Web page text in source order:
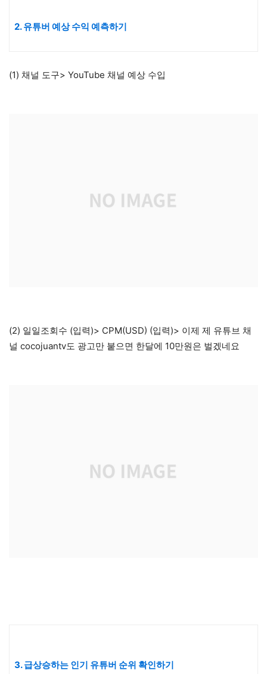
2. 유튜버 예상 수익 예측하기
(1) 채널 도구> YouTube 채널 예상 수입
(2) 일일조회수 (입력)> CPM(USD) (입력)> 이제 제 유튜브 채
널 cocojuantv도 광고만 붙으면 한달에 10만원은 벌겠네요
3. 급상승하는 인기 유튜버 순위 확인하기